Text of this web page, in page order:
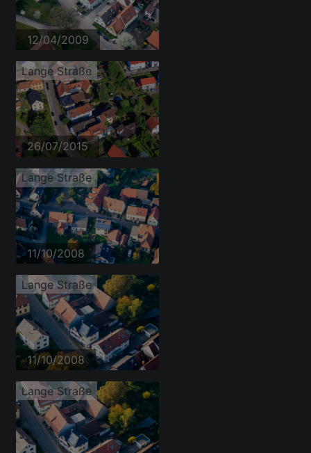
12/04/2009
Lange Straße
26/07/2015
Lange Straße
11/10/2008
Lange Straße
11/10/2008
Lange Straße